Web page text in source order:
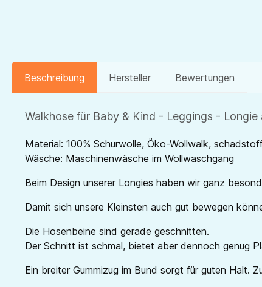
Beschreibung Hersteller Bewertungen
Walkhose für Baby & Kind - Leggings -
Material: 100% Schurwolle, Öko-Wollwalk,
Wäsche: Maschinenwäsche im Wollwaschgang
Beim Design unserer Longies haben wir ganz
Damit sich unsere Kleinsten auch gut bewegen
Die Hosenbeine sind gerade geschnitten.
Der Schnitt ist schmal, bietet aber dennoch genug
Ein breiter Gummizug im Bund sorgt für guten Halt.